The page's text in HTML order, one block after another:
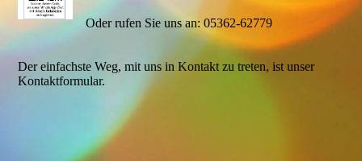
Oder rufen Sie uns an: 05362-62779
Der einfachste Weg, mit uns in Kontakt zu treten, ist unser
Kontaktformular.